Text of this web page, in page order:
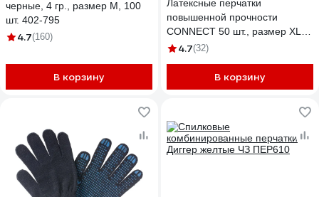
черные, 4 гр., размер M, 100
шт. 402-795
4.7(160)
В корзину
Латексные перчатки
повышенной прочности
CONNECT 50 шт., размер XL
CТ0000003301
4.7(32)
В корзину